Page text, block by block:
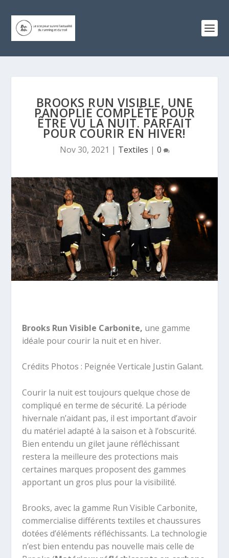
BROOKS RUN VISIBLE, UNE
PANOPLIE COMPLÈTE POUR
ÊTRE VU LA NUIT. PARFAIT
POUR COURIR EN HIVER!
Nov 30, 2021 | Textiles | 0
Brooks Run Visible Carbonite, une gamme
idéale pour courir la nuit et en hiver.
Crédits Photos : Peignée Verticale Justin Galant.
Courir la nuit est toujours quelque chose de
compliqué en terme de sécurité. La période
hivernale n’aidant pas, il est important d’avoir
du matériel adapté à la saison et à l’obscurité.
Bien entendu un gilet jaune réfléchissant
restera la meilleure des protections mais
certaines marques proposent des gammes
apportant un gros plus pour la visibilité.
Brooks, avec la gamme Run Visible Carbonite,
commercialise différents textiles et chaussures
dotées d’éléments réfléchissants. La technologie
n’est bien entendu pas nouvelle mais celle de